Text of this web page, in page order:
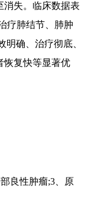
消失。临床数据表
疗肺结节、肺肿
明确、治疗彻底、
恢复快等显著优
良性肿瘤;3、原